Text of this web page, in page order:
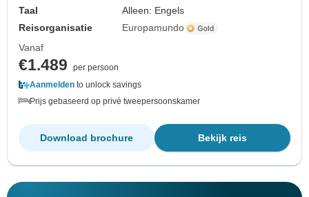
Taal
Alleen: Engels
Reisorganisatie
Europamundo
Vanaf
€1.489
per persoon
Aanmelden to unlock savings
Prijs gebaseerd op privé tweepersoonskamer
Bekijk reis
Download brochure